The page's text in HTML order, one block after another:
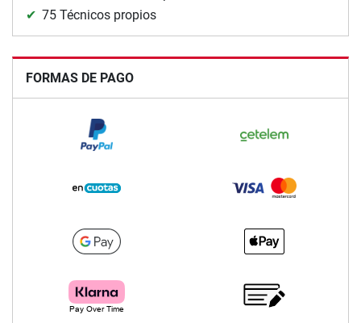
75 Técnicos propios
FORMAS DE PAGO